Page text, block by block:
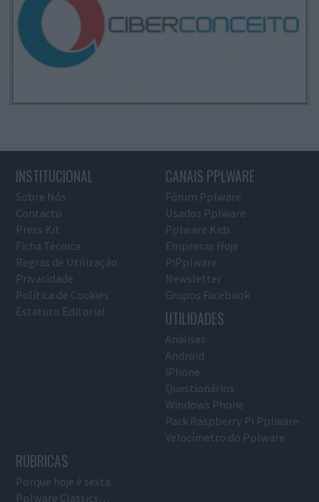
INSTITUCIONAL
Sobre Nós
Contacto
Press Kit
Ficha Técnica
Regras de Utilização
Privacidade
Política de Cookies
Estatuto Editorial
CANAIS PPLWARE
Fórum Pplware
Usados Pplware
Pplware Kids
Empresas Hoje
PiPplware
Newsletter
Grupos Facebook
UTILIDADES
Análises
Android
iPhone
Questionários
Windows Phone
Pack Raspberry Pi Pplware
Velocímetro do Pplware
RUBRICAS
Porque hoje é sexta
Pplware Classics…